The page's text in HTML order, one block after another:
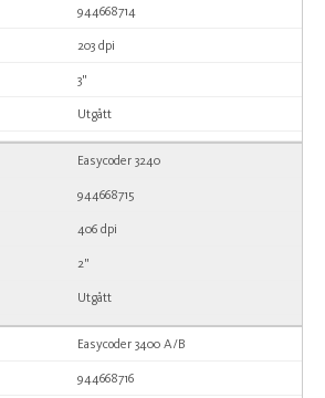
944668714
203 dpi
3"
Utgått
Easycoder 3240
944668715
406 dpi
2"
Utgått
Easycoder 3400 A/B
944668716